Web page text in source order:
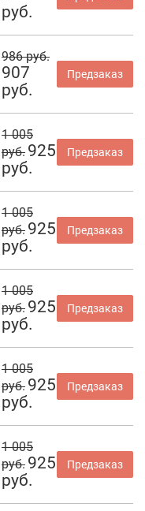
руб.
986 руб.
907
руб.
Предзаказ
1 005
руб. 925
руб.
Предзаказ
1 005
руб. 925
руб.
Предзаказ
1 005
руб. 925
руб.
Предзаказ
1 005
руб. 925
руб.
Предзаказ
1 005
руб. 925
руб.
Предзаказ